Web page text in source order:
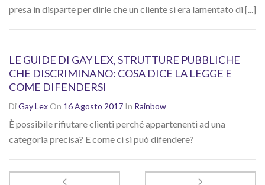
presa in disparte per dirle che un cliente si era lamentato di [...]
LE GUIDE DI GAY LEX, STRUTTURE PUBBLICHE
CHE DISCRIMINANO: COSA DICE LA LEGGE E
COME DIFENDERSI
DiGay Lex On 16 Agosto 2017 In Rainbow
È possibile rifiutare clienti perché appartenenti ad una
categoria precisa? E come ci si può difendere?